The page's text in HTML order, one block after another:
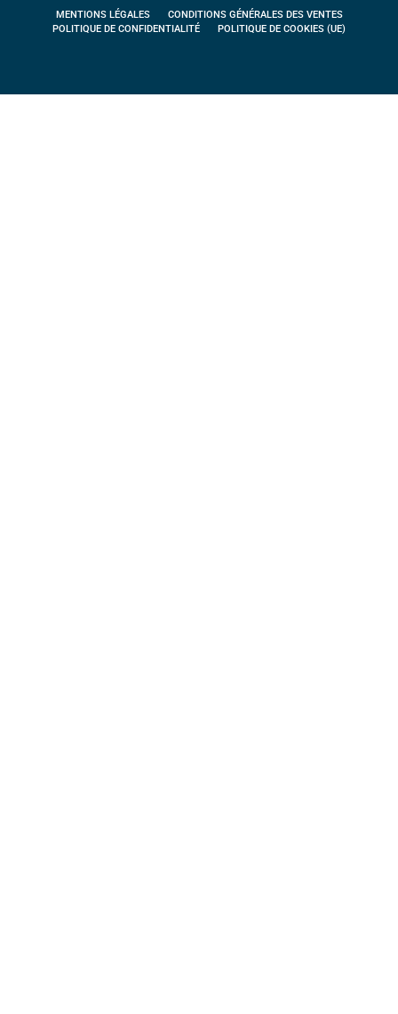
MENTIONS LÉGALES
CONDITIONS GÉNÉRALES DES VENTES
POLITIQUE DE CONFIDENTIALITÉ
POLITIQUE DE COOKIES (UE)